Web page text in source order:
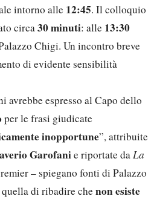
intorno alle 12:45. Il colloquio
circa30 minuti: alle 13:30
Chigi. Un incontro breve
di evidente sensibilità
espresso al Capo dello
per le frasi giudicate
inopportune”, attribuite
Garofanie riportate daLa
– spiegano fonti di Palazzo
di ribadire chenon esiste